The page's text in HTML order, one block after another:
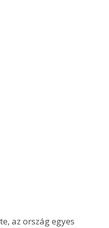
az ország egyes